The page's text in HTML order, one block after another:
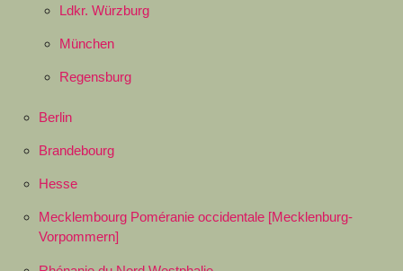
Ldkr. Würzburg
München
Regensburg
Berlin
Brandebourg
Hesse
Mecklembourg Poméranie occidentale [Mecklenburg-
Vorpommern]